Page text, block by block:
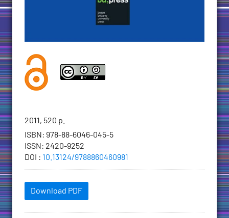
Bibliographic
information
2011, 520 p.
ISBN : 978-88-6046-045-5
ISSN : 2420-9252
DOI
: 10.13124/9788860460981
Downloadables
Download PDF